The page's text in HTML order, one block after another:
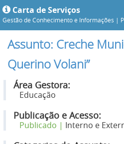
Carta de Serviços
Gestão de Conhecimento e Informações |
Assunto: Creche
Querino Volani”
Área Gestora:
Educação
Publicação e Acesso:
Publicado | Interno e